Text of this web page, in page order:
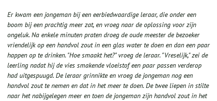
Er kwam een jongeman bij een eerbiedwaardige leraar, die onder een
boom bij een prachtig meer zat, en vroeg naar de oplossing voor zijn
ongeluk. Na enkele minuten praten droeg de oude meester de bezoeker
vriendelijk op een handvol zout in een glas water te doen en dan een paar
happen op te drinken. "Hoe smaakt het?" vroeg de leraar. "Vreselijk," zei de
leerling nadat hij de vies smakende vloeistof een paar passen verderop
had uitgespuugd. De leraar grinnikte en vroeg de jongeman nog een
handvol zout te nemen en dat in het meer te doen. De twee liepen in stilte
naar het nabijgelegen meer en toen de jongeman zijn handvol zout in het